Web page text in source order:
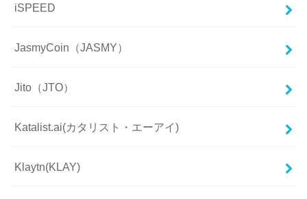
iSPEED
JasmyCoin（JASMY）
Jito（JTO）
Katalist.ai(カタリスト・エーアイ)
Klaytn(KLAY)